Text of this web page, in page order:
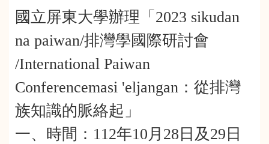
國立屏東大學辦理「2023 sikudan
na paiwan/排灣學國際研討會
/International Paiwan
Conferencemasi 'eljangan：從排灣
族知識的脈絡起」
一、時間：112年10月28日及29日